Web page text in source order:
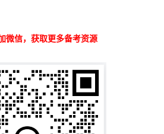
微信，获取更多备考资源